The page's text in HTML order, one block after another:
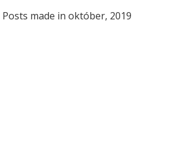
Posts made in október, 2019